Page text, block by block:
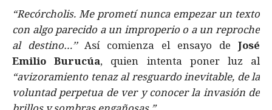
“Recórcholis. Me prometí nunca empezar un texto
con algo parecido a un improperio o a un reproche
al destino…’’Así comienza el ensayo de José
Emilio Burucúa, quien intenta poner luz al
“avizoramiento tenaz al resguardo inevitable, de la
voluntad perpetua de ver y conocer la invasión de